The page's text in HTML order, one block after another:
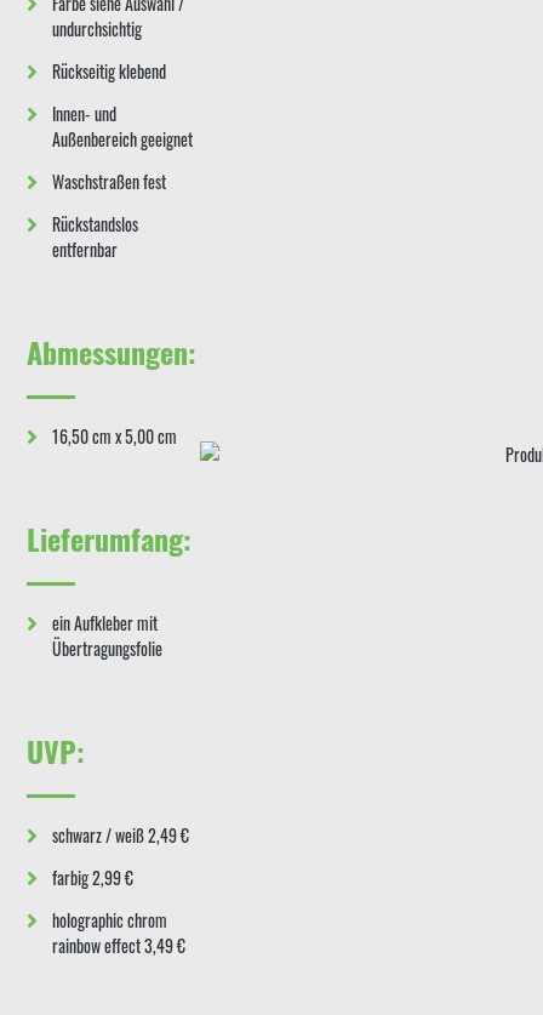
undurchsichtig
Rückseitig klebend
Innen- und
Außenbereich geeignet
Waschstraßen fest
Rückstandslos
entfernbar
Abmessungen:
16,50 cm x 5,00 cm
Lieferumfang:
ein Aufkleber mit
Übertragungsfolie
UVP:
schwarz / weiß 2,49 €
farbig 2,99 €
holographic chrom
rainbow effect 3,49 €